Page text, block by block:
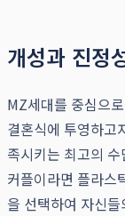
개성과 진정
MZ세대를 중심으
결혼식에 투영하고
족시키는 최고의
커플이라면 플라스
을 선택하여 자신